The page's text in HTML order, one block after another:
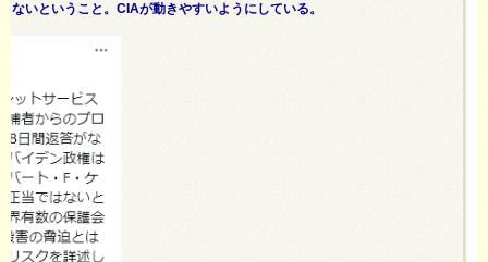
ないということ。CIAが動きやすいようにしている。